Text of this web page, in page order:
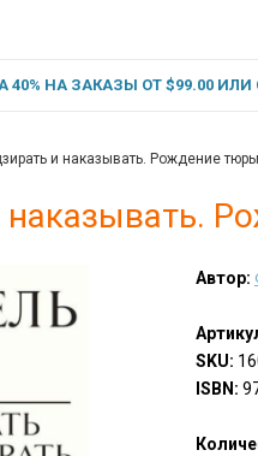
НА ЗАКАЗЫ ОТ $99.00 ИЛИ
и наказывать. Рождение
наказывать.
Автор:
SKU:
ISBN: